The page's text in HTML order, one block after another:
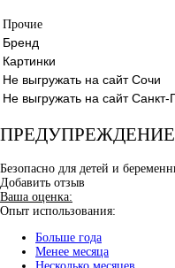
Прочие
Бренд
Картинки
Не выгружать на сайт Сочи
Не выгружать на сайт Санкт-
ПРЕДУПРЕЖДЕНИЕ
Безопасно для детей и
Добавить отзыв
Ваша оценка:
Опыт использования:
Больше года
Менее месяца